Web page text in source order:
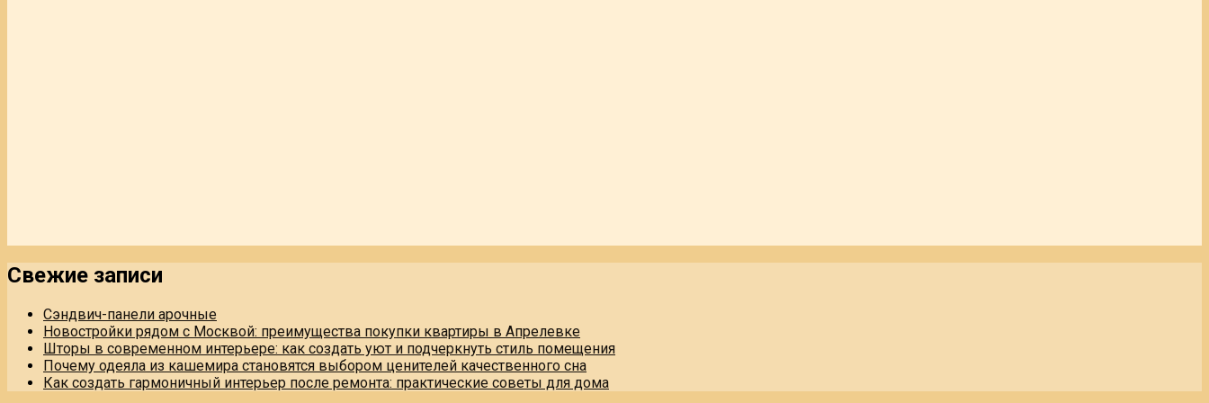
Свежие записи
Сэндвич-панели арочные
Новостройки рядом с Москвой: преимущества покупки квартиры в Апрелевке
Шторы в современном интерьере: как создать уют и подчеркнуть стиль помещения
Почему одеяла из кашемира становятся выбором ценителей качественного сна
Как создать гармоничный интерьер после ремонта: практические советы для дома